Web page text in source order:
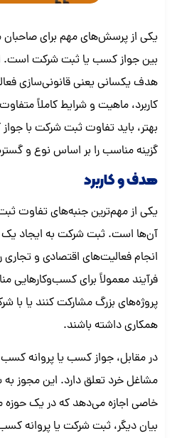
یکی از پرسش‌های مهم برای صاحبان
بین جواز کسب یا ثبت شرکت است.
هدف یکسانی یعنی قانونی‌سازی
کاربرد، ماهیت و شرایط کاملاً
بهتر، باید تفاوت ثبت شرکت با
گزینه مناسب را بر اساس نوع و
هدف و کاربرد
یکی از مهم‌ترین جنبه‌های تفاوت
آن‌ها است. ثبت شرکت به ایجاد
انجام فعالیت‌های اقتصادی و
فرآیند معمولاً برای
پروژه‌های بزرگ مشارکت کنند یا با
همکاری داشته باشند.
در مقابل، جواز کسب یا پروانه
مشاغل خرد تعلق دارد. این مجوز
خاصی اجازه می‌دهد که در یک حوزه
بیان دیگر، ثبت شرکت یا پروانه